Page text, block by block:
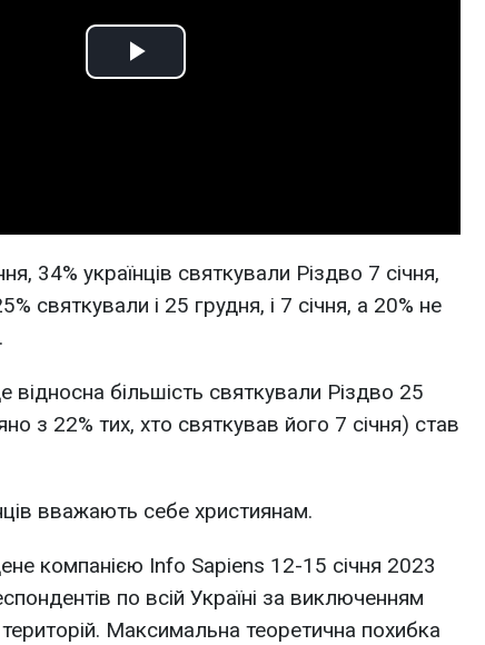
Play
34% українців святкували Різдво 7 січня,
святкували і 25 грудня, і 7 січня, а 20% не
відносна більшість святкували Різдво 25
з 22% тих, хто святкував його 7 січня) став
вважають себе християнам.
компанією Info Sapiens 12-15 січня 2023
по всій Україні за виключенням
Максимальна теоретична похибка